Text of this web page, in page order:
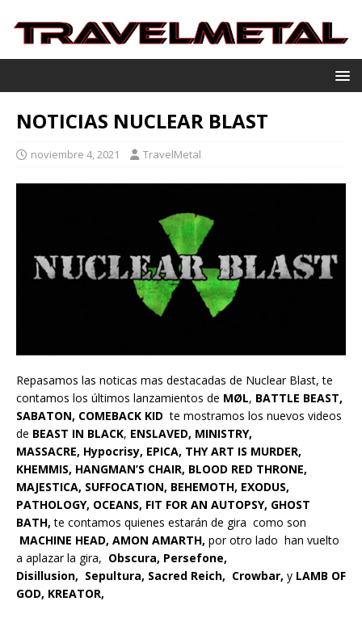
NOTICIAS NUCLEAR BLAST
noviembre 4, 2021 TravelMetal
Repasamos las noticas mas destacadas de Nuclear Blast, te
contamos los últimos lanzamientos de MØL, BATTLE BEAST,
SABATON, COMEBACK KIDte mostramos los nuevos videos
de BEAST IN BLACK, ENSLAVED, MINISTRY,
MASSACRE, Hypocrisy, EPICA, THY ART IS MURDER,
KHEMMIS, HANGMAN’S CHAIR, BLOOD RED THRONE,
MAJESTICA, SUFFOCATION, BEHEMOTH, EXODUS,
PATHOLOGY, OCEANS, FIT FOR AN AUTOPSY, GHOST
BATH, te contamos quienes estarán de gira como son
MACHINE HEAD, AMON AMARTH, por otro lado han vuelto
a aplazar la gira, Obscura, Persefone,
Disillusion, Sepultura, Sacred Reich, Crowbar, y LAMB OF
GOD, KREATOR,